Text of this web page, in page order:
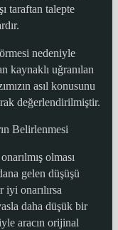
taraftan talepte
nedeniyle
kaynaklı uğranılan
asıl konusunu
değerlendirilmiştir.
Belirlenmesi
olması
gelen düşüşü
onarılırsa
daha düşük bir
aracın orijinal